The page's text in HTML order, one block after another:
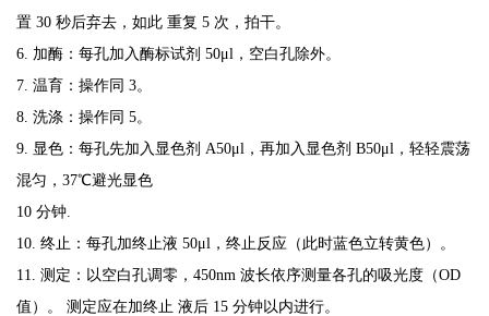
置30秒后弃去，如此重复5 次，拍干。
6. 加酶：每孔加入酶标试剂50μl ，空白孔除外。
7.温育：操作同3。
8.洗涤：操作同5。
9. 显色：每孔先加入显色剂 A50μl ，再加入显色剂B50μl ，轻轻震荡
混匀，37℃避光显色
10 分钟.
10.终止：每孔加终止液50μl ，终止反应（此时蓝色立转黄色）。
11.测定：以空白孔调零，450nm波长依序测量各孔的吸光度（OD
值）。 测定应在加终止液后 15分钟以内进行。